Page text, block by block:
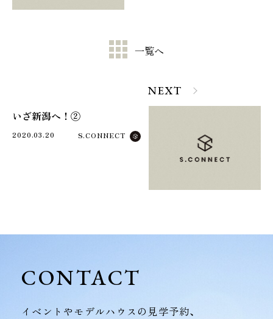
一覧へ
NEXT
いざ新潟へ！②
2020.03.20 S.CONNECT
CONTACT
イベントやモデルハウスの見学予約、